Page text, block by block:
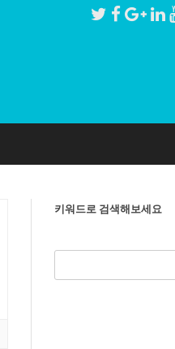
키워드로 검색해보세요